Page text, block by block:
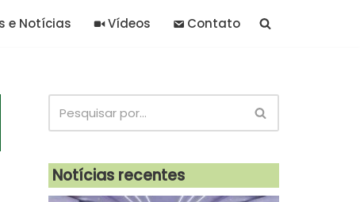
e Notícias Vídeos Contato
Notícias recentes